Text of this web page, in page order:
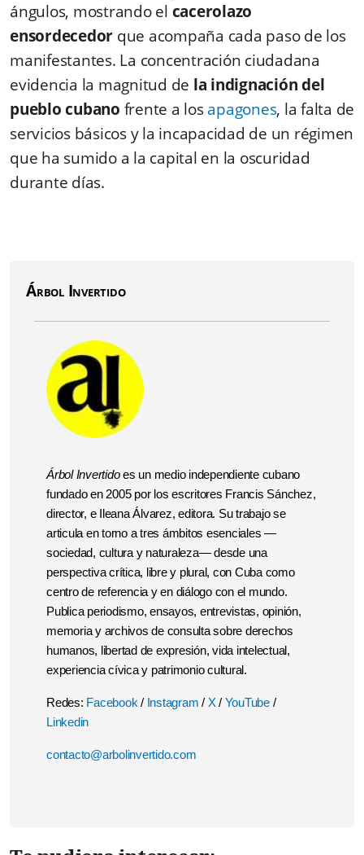
ángulos, mostrando el cacerolazo
ensordecedor que acompaña cada paso de los
manifestantes. La concentración ciudadana
evidencia la magnitud de la indignación del
pueblo cubano frente a losapagones, la falta de
servicios básicos y la incapacidad de un régimen
que ha sumido a la capital en la oscuridad
durante días.
Árbol Invertido
Árbol Invertidoes un medio independiente cubano
fundado en 2005 por los escritores Francis Sánchez,
director, e Ileana Álvarez, editora. Su trabajo se
articula en torno a tres ámbitos esenciales —
sociedad, cultura y naturaleza— desde una
perspectiva crítica, libre y plural, con Cuba como
centro de referencia y en diálogo con el mundo.
Publica periodismo, ensayos, entrevistas, opinión,
memoria y archivos de consulta sobre derechos
humanos, libertad de expresión, vida intelectual,
experiencia cívica y patrimonio cultural.
Redes: Facebook / Instagram / X/ YouTube /
Linkedin
contacto@arbolinvertido.com